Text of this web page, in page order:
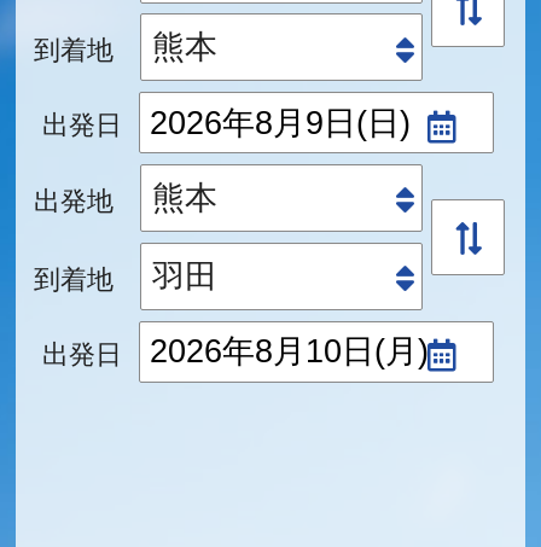
到着地
出発日
出発地
到着地
出発日